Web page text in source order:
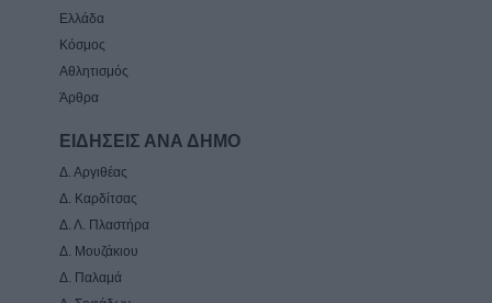
Ελλάδα
Κόσμος
Αθλητισμός
Άρθρα
ΕΙΔΗΣΕΙΣ ΑΝΑ ΔΗΜΟ
Δ. Αργιθέας
Δ. Καρδίτσας
Δ. Λ. Πλαστήρα
Δ. Μουζάκιου
Δ. Παλαμά